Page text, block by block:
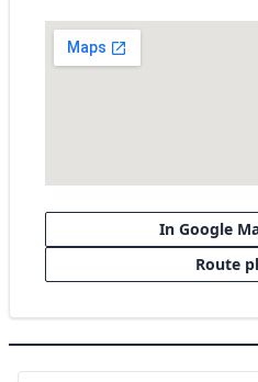
In Google
Route